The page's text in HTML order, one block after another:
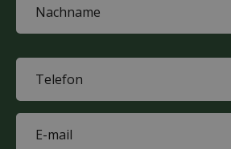
name
name
(Required)
mail